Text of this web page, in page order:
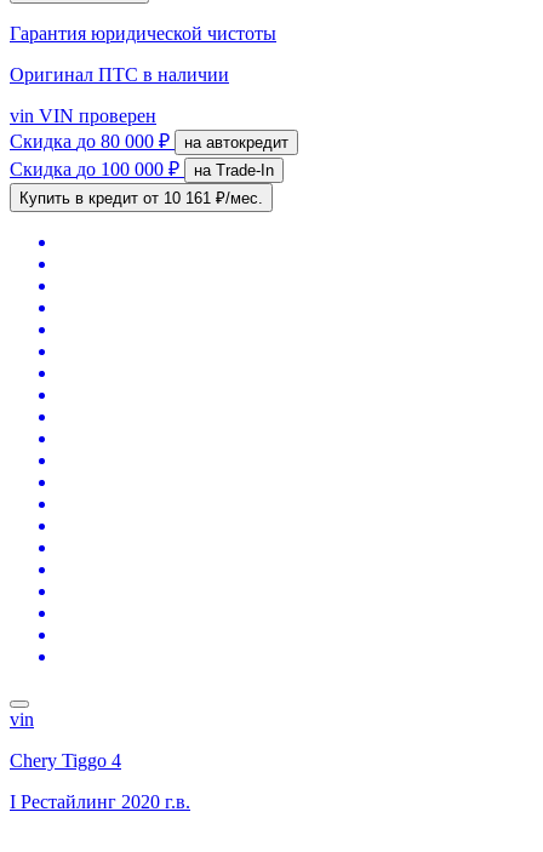
Гарантия юридической чистоты
Оригинал ПТС в наличии
vin VIN проверен
Скидка до 80 000 ₽ на автокредит
Скидка до 100 000 ₽
на Trade-In
Купить в кредит от 10 161 ₽/мес.
vin
Chery Tiggo 4
I Рестайлинг 2020 г.в.